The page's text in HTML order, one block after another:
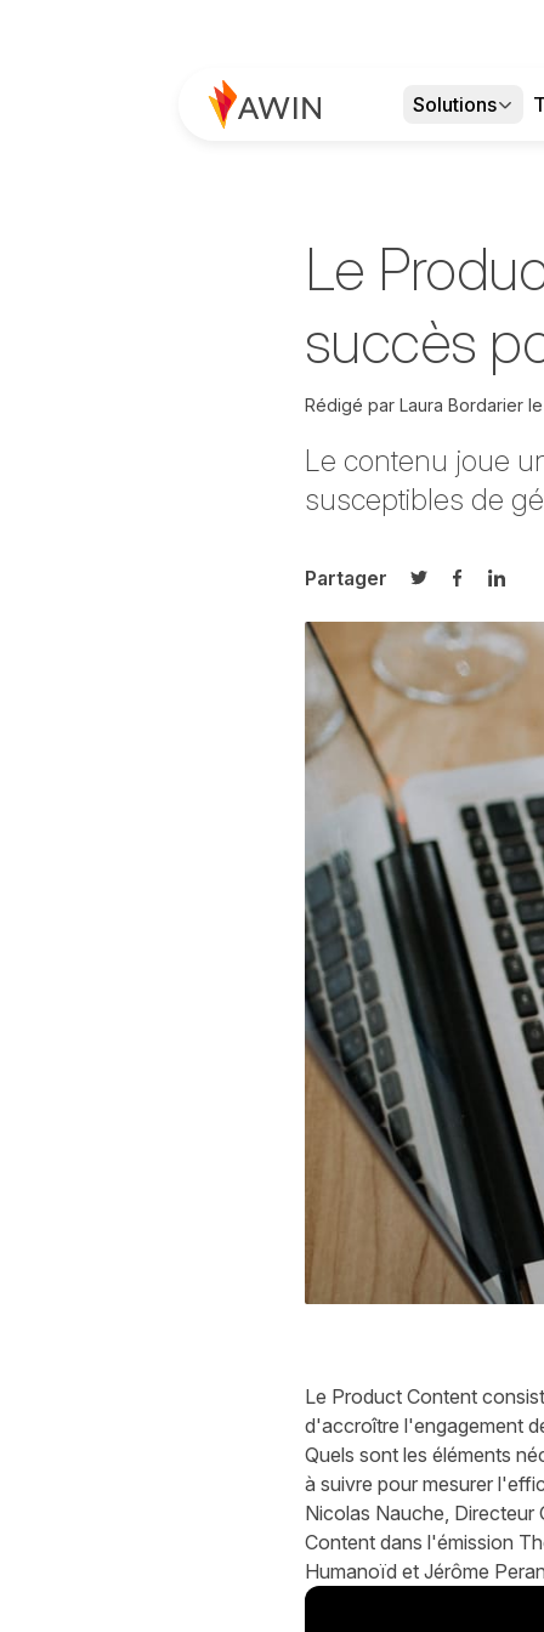
Solutions
Le
succès
Rédigé par Laura Bordarierle
Le contenu joue
susceptibles de
Partager
Partager sur
Partager
Le Product Content
d'accroître l'engagement
Quels sont les éléments
à suivre pour mesurer
Nicolas Nauche, Directeur
Content dans l'émission
Humanoïd et Jérôme